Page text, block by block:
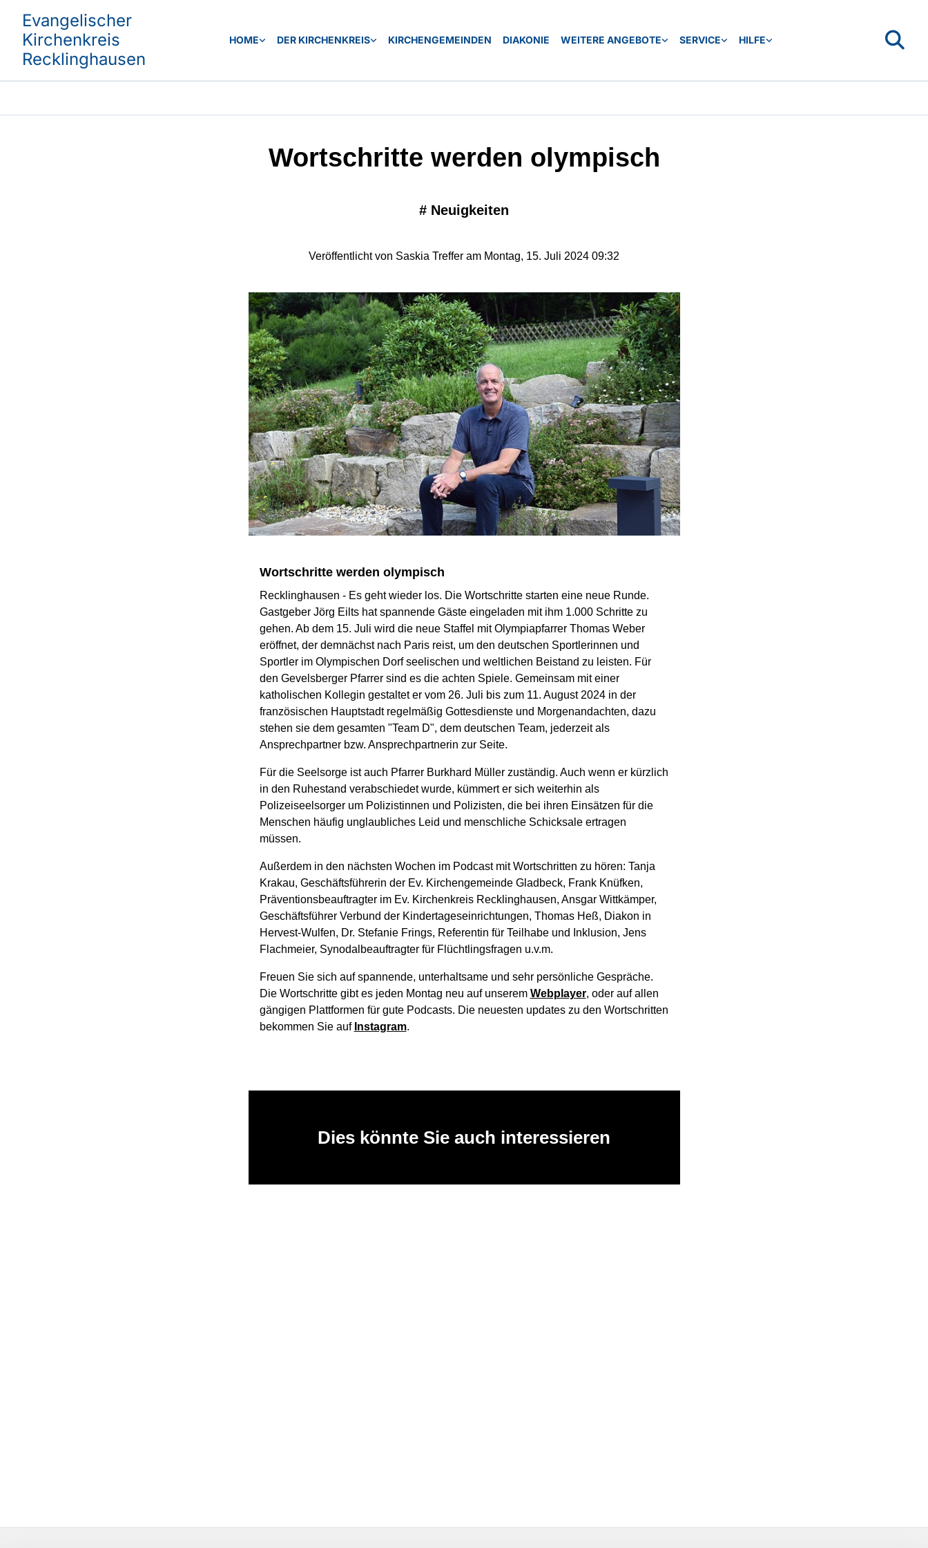
Evangelischer
Kirchenkreis
Recklinghausen
HOME DER KIRCHENKREIS KIRCHENGEMEINDEN DIAKONIE WEITERE ANGEBOTE SERVICE HILFE
Wortschritte werden olympisch
# Neuigkeiten
Veröffentlicht von Saskia Treffer am Montag, 15. Juli 2024 09:32
Wortschritte werden olympisch
Recklinghausen - Es geht wieder los. Die Wortschritte starten eine neue Runde.
Gastgeber Jörg Eilts hat spannende Gäste eingeladen mit ihm 1.000 Schritte zu
gehen. Ab dem 15. Juli wird die neue Staffel mit Olympiapfarrer Thomas Weber
eröffnet, der demnächst nach Paris reist, um den deutschen Sportlerinnen und
Sportler im Olympischen Dorf seelischen und weltlichen Beistand zu leisten. Für
den Gevelsberger Pfarrer sind es die achten Spiele. Gemeinsam mit einer
katholischen Kollegin gestaltet er vom 26. Juli bis zum 11. August 2024 in der
französischen Hauptstadt regelmäßig Gottesdienste und Morgenandachten, dazu
stehen sie dem gesamten "Team D", dem deutschen Team, jederzeit als
Ansprechpartner bzw. Ansprechpartnerin zur Seite.
Für die Seelsorge ist auch Pfarrer Burkhard Müller zuständig. Auch wenn er kürzlich
in den Ruhestand verabschiedet wurde, kümmert er sich weiterhin als
Polizeiseelsorger um Polizistinnen und Polizisten, die bei ihren Einsätzen für die
Menschen häufig unglaubliches Leid und menschliche Schicksale ertragen
müssen.
Außerdem in den nächsten Wochen im Podcast mit Wortschritten zu hören: Tanja
Krakau, Geschäftsführerin der Ev. Kirchengemeinde Gladbeck, Frank Knüfken,
Präventionsbeauftragter im Ev. Kirchenkreis Recklinghausen, Ansgar Wittkämper,
Geschäftsführer Verbund der Kindertageseinrichtungen, Thomas Heß, Diakon in
Hervest-Wulfen, Dr. Stefanie Frings, Referentin für Teilhabe und Inklusion, Jens
Flachmeier, Synodalbeauftragter für Flüchtlingsfragen u.v.m.
Freuen Sie sich auf spannende, unterhaltsame und sehr persönliche Gespräche.
Die Wortschritte gibt es jeden Montag neu auf unserem Webplayer, oder auf allen
gängigen Plattformen für gute Podcasts. Die neuesten updates zu den Wortschritten
bekommen Sie auf Instagram.
Dies könnte Sie auch interessieren